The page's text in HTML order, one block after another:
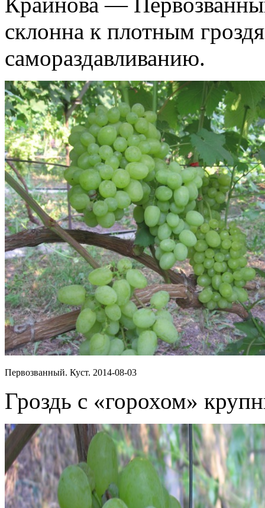
склонна к плотным
самораздавливанию.
Первозванный. Куст. 2014-08-03
Гроздь с «горохом»